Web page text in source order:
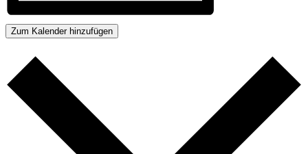
Zum Kalender hinzufügen